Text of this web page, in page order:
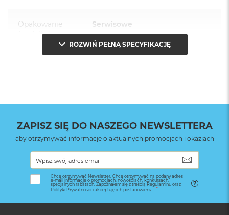
Opakowanie
(pudełko):
Serwisowe
ROZWIŃ PEŁNĄ SPECYFIKACJĘ
ZAPISZ SIĘ DO NASZEGO NEWSLETTERA
aby otrzymywać informacje o aktualnych promocjach i okazjach
Chcę otrzymywać Newsletter. Chcę otrzymywać na podany adres
e-mail informacje o promocjach, nowościach, konkursach,
specjalnych rabatach. Zapoznałem się z treścią Regulaminu oraz
Polityki Prywatności i akceptuję ich postanowienia.